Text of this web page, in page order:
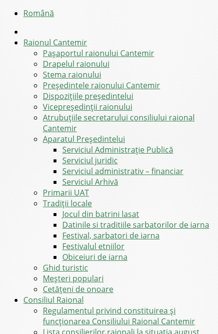
Română
Raionul Cantemir
Pașaportul raionului Cantemir
Drapelul raionului
Stema raionului
Preşedintele raionului Cantemir
Dispozițiile președintelui
Vicepreşedinţii raionului
Atrubuțiile secretarului consiliului raional
Cantemir
Aparatul Preşedintelui
Serviciul Administraţie Publică
Serviciul juridic
Serviciul administrativ – financiar
Serviciul Arhivă
Primarii UAT
Tradiții locale
Jocul din batrini lasat
Datinile si traditiile sarbatorilor de iarna
Festival, sarbatori de iarna
Festivalul etniilor
Obiceiuri de iarna
Ghid turistic
Meşteri populari
Cetățeni de onoare
Consiliul Raional
Regulamentul privind constituirea şi
funcţionarea Consiliului Raional Cantemir